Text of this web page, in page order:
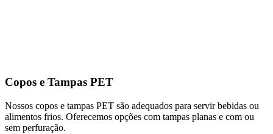
Copos e Tampas PET
Nossos copos e tampas PET são adequados para servir bebidas ou
alimentos frios. Oferecemos opções com tampas planas e com ou
sem perfuração.